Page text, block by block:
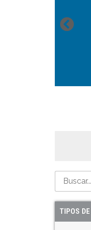
TIPOS